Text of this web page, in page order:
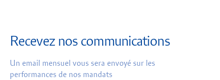
Recevez nos communications
Un email mensuel vous sera envoyé sur les
performances de nos mandats